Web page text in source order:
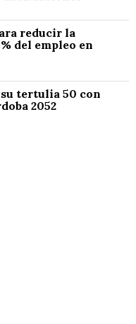
reducir la
del empleo en
tertulia 50 con
2052